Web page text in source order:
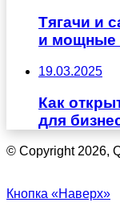
Тягачи и
и мощные
19.03.2025
Как
для
© Copyright 2026,
Кнопка «Наверх»